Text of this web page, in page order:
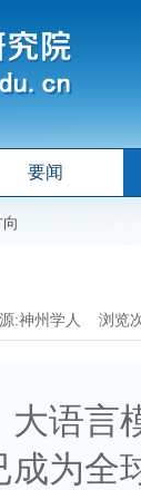
要闻
:神州学人 浏览
大语言
为全